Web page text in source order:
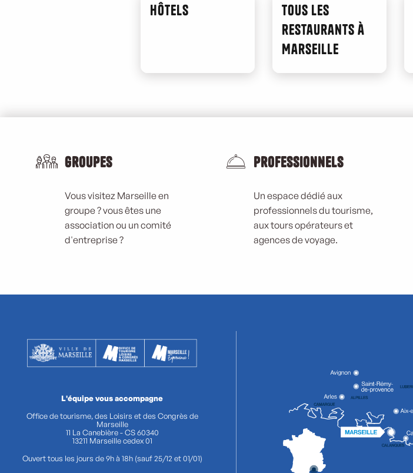
Noam Sinseau "Makoumè Superstar"Hôtels
Tous les
restaurants à
Marseille
Groupes
Vous visitez Marseille en
groupe ? vous êtes une
association ou un comité
d'entreprise ?
Professionnels
Un espace dédié aux
professionnels du tourisme,
aux tours opérateurs et
agences de voyage.
L'équipe vous accompagne
Office de tourisme, des Loisirs et des Congrès de
Marseille
11 La Canebière - CS 60340
13211 Marseille cedex 01
Ouvert tous les jours de 9h à 18h (sauf 25/12 et 01/01)